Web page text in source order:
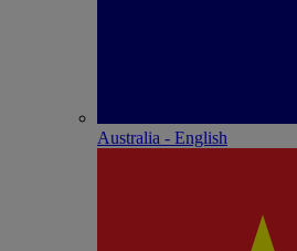
Australia - English